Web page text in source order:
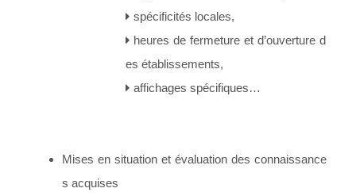
spécificités locales,
heures de fermeture et d’ouverture d
es établissements,
affichages spécifiques…
Mises en situation et évaluation des connaissance
s acquises